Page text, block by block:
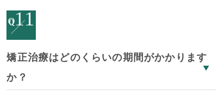
Q
011
矯正治療はどのくらいの期間がかかります
か？